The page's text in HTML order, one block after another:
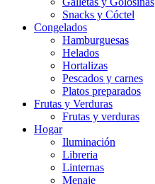
Snacks y Cóctel
Congelados
Hamburguesas
Helados
Hortalizas
Pescados y carnes
Platos preparados
Frutas y Verduras
Frutas y verduras
Hogar
Iluminación
Libreria
Linternas
Menaje